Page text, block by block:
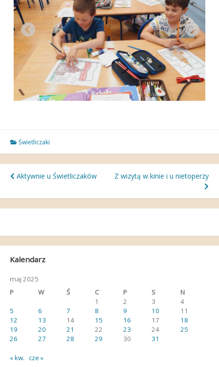
Świetliczaki
Nawigacja
wpisu
Aktywnie u Świetliczaków Z wizytą w kinie i u nietoperzy
Kalendarz
maj 2025
P
W Ś C P S
N
1
2 3
4
5
6 7 8 9 10
11
12
13 14 15 16 17
18
19
20 21 22 23 24
25
26
27 28 29 30 31
« kw. cze »